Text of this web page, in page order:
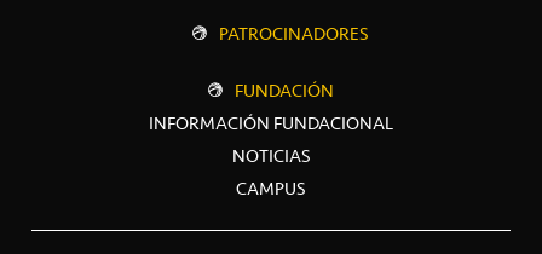
PATROCINADORES
FUNDACIÓN
INFORMACIÓN FUNDACIONAL
NOTICIAS
CAMPUS